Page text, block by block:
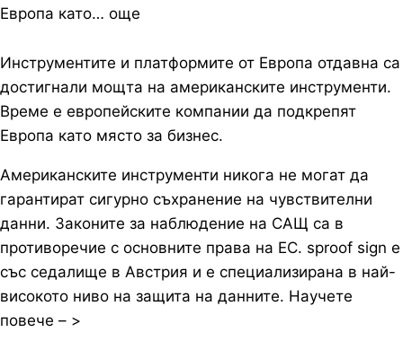
Европа като… още
Инструментите и платформите от Европа отдавна са
достигнали мощта на американските инструменти.
Време е европейските компании да подкрепят
Европа като място за бизнес.
Американските инструменти никога не могат да
гарантират сигурно съхранение на чувствителни
данни. Законите за наблюдение на САЩ са в
противоречие с основните права на ЕС. sproof sign е
със седалище в Австрия и е специализирана в най-
високото ниво на защита на данните. Научете
повече – >